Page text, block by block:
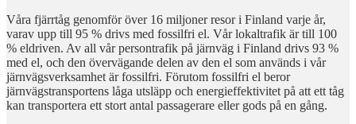
Våra fjärrtåg genomför över 16 miljoner resor i Finland varje år,
varav upp till 95 % drivs med fossilfri el. Vår lokaltrafik är till 100
% eldriven. Av all vår persontrafik på järnväg i Finland drivs 93 %
med el, och den övervägande delen av den el som används i vår
järnvägsverksamhet är fossilfri. Förutom fossilfri el beror
järnvägstransportens låga utsläpp och energieffektivitet på att ett tåg
kan transportera ett stort antal passagerare eller gods på en gång.